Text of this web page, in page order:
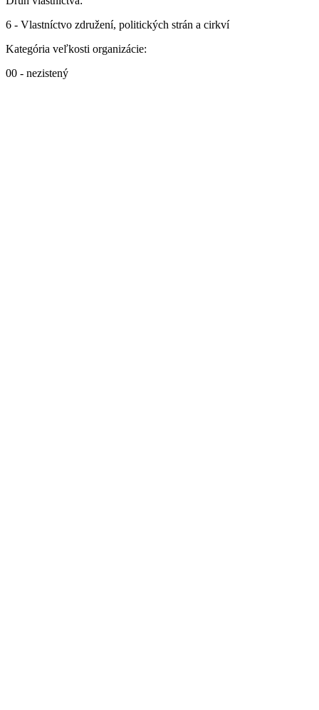
6 - Vlastníctvo združení, politických strán a cirkví
Kategória veľkosti organizácie:
00 - nezistený